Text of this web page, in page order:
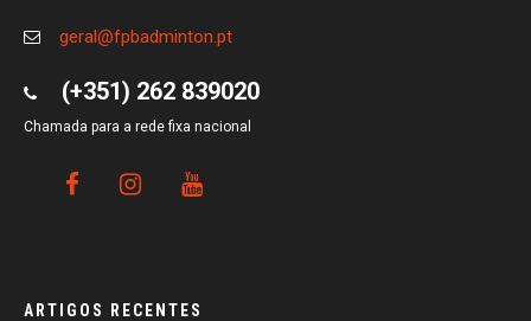
geral@fpbadminton.pt
(+351) 262 839020
Chamada para a rede fixa nacional
ARTIGOS RECENTES